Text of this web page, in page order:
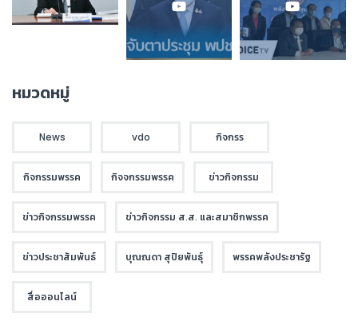
หมวดหมู่
News vdo กิจกรร
กิจกรรมพรรค กิจจกรรมพรรค ข่าวกิจกรรม
ข่าวกิจกรรมพรรค ข่าวกิจกรรม ส.ส. และสมาชิกพรรค
ข่าวประชาสัมพันธ์ บุณณดา สุปิยพันธุ์ พรรคพลังประชารัฐ
สื่อออนไลน์